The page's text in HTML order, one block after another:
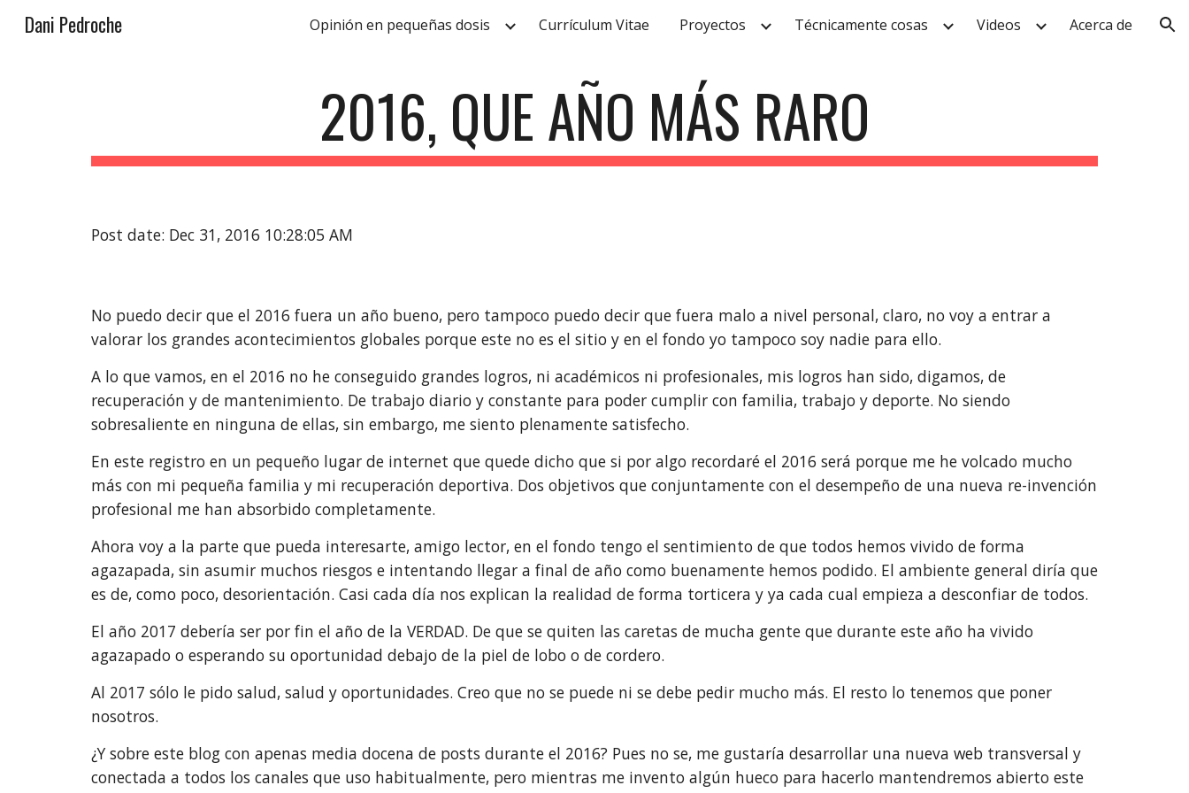
Skip to main content Skip to navigation
Dani Pedroche Opinión en pequeñas dosis Currículum Vitae Proyectos Técnicamente cosas Videos Acerca de
2016, QUE AÑO MÁS RARO
Post date: Dec 31, 2016 10:28:05 AM
No puedo decir que el 2016 fuera un año bueno, pero tampoco puedo decir que fuera malo a nivel personal, claro, no voy a entrar a
valorar los grandes acontecimientos globales porque este no es el sitio y en el fondo yo tampoco soy nadie para ello.
A lo que vamos, en el 2016 no he conseguido grandes logros, ni académicos ni profesionales, mis logros han sido, digamos, de
recuperación y de mantenimiento. De trabajo diario y constante para poder cumplir con familia, trabajo y deporte. No siendo
sobresaliente en ninguna de ellas, sin embargo, me siento plenamente satisfecho.
En este registro en un pequeño lugar de internet que quede dicho que si por algo recordaré el 2016 será porque me he volcado mucho
más con mi pequeña familia y mi recuperación deportiva. Dos objetivos que conjuntamente con el desempeño de una nueva re-invención
profesional me han absorbido completamente.
Ahora voy a la parte que pueda interesarte, amigo lector, en el fondo tengo el sentimiento de que todos hemos vivido de forma
agazapada, sin asumir muchos riesgos e intentando llegar a final de año como buenamente hemos podido. El ambiente general diría que
es de, como poco, desorientación. Casi cada día nos explican la realidad de forma torticera y ya cada cual empieza a desconfiar de todos.
El año 2017 debería ser por fin el año de la VERDAD. De que se quiten las caretas de mucha gente que durante este año ha vivido
agazapado o esperando su oportunidad debajo de la piel de lobo o de cordero.
Al 2017 sólo le pido salud, salud y oportunidades. Creo que no se puede ni se debe pedir mucho más. El resto lo tenemos que poner
nosotros.
¿Y sobre este blog con apenas media docena de posts durante el 2016? Pues no se, me gustaría desarrollar una nueva web transversal y
conectada a todos los canales que uso habitualmente, pero mientras me invento algún hueco para hacerlo mantendremos abierto este